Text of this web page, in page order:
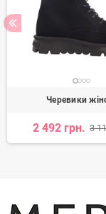
Черевики
2 492 грн. 3